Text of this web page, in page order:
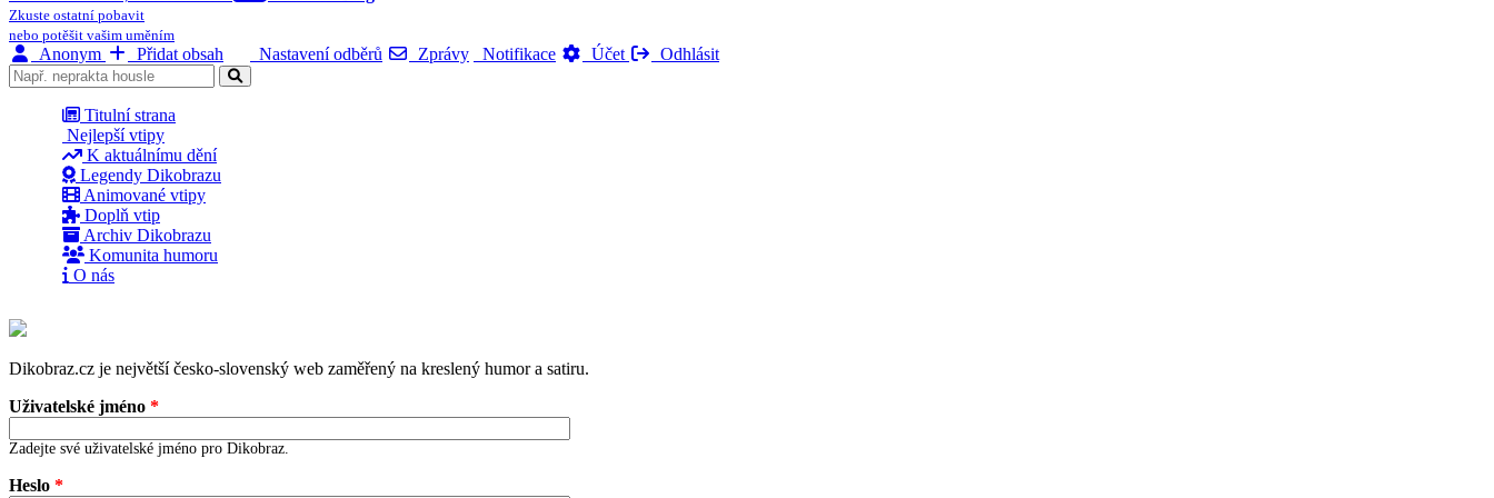
Zkuste ostatní pobavit
nebo potěšit vašim uměním
Anonym Přidat obsah Nastavení odběrů Zprávy Notifikace Účet Odhlásit
Titulní strana
Nejlepší vtipy
K aktuálnímu dění
Legendy Dikobrazu
Animované vtipy
Doplň vtip
Archiv Dikobrazu
Komunita humoru
O nás
Dikobraz.cz je největší česko-slovenský web zaměřený na kreslený humor a satiru.
Uživatelské jméno *
Zadejte své uživatelské jméno pro Dikobraz.
Heslo *